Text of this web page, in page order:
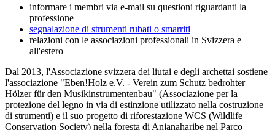
informare i membri via e-mail su questioni riguardanti la
professione
segnalazione di strumenti rubati o smarriti
relazioni con le associazioni professionali in Svizzera e
all'estero
Dal 2013, l'Associazione svizzera dei liutai e degli archettai sostiene
l'associazione "Eben!Holz e.V. - Verein zum Schutz bedrohter
Hölzer für den Musikinstrumentenbau" (Associazione per la
protezione del legno in via di estinzione utilizzato nella costruzione
di strumenti) e il suo progetto di riforestazione WCS (Wildlife
Conservation Society) nella foresta di Anjanaharibe nel Parco